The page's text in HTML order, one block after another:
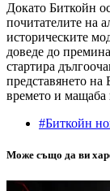
Докато Биткойн
почитателите на
историческите
доведе до
стартира
представянето
времето и мащаба
#Биткойн
Може също да ви